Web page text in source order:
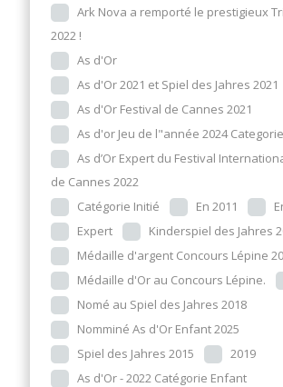
Ark Nova a remporté le prestigieux
2022 !
As d'Or
As d'Or 2021 et Spiel des Jahres 2021
As d'Or Festival de Cannes 2021
As d'or Jeu de l"année 2024
As d’Or Expert du Festival
de Cannes 2022
Catégorie Initié
En 2011
Expert
Kinderspiel des Jahres
Médaille d'argent Concours Lépine
Médaille d'Or au Concours Lépine.
Nomé au Spiel des Jahres 2018
Nomminé As d'Or Enfant 2025
Spiel des Jahres 2015
2019
As d'Or - 2022 Catégorie Enfant